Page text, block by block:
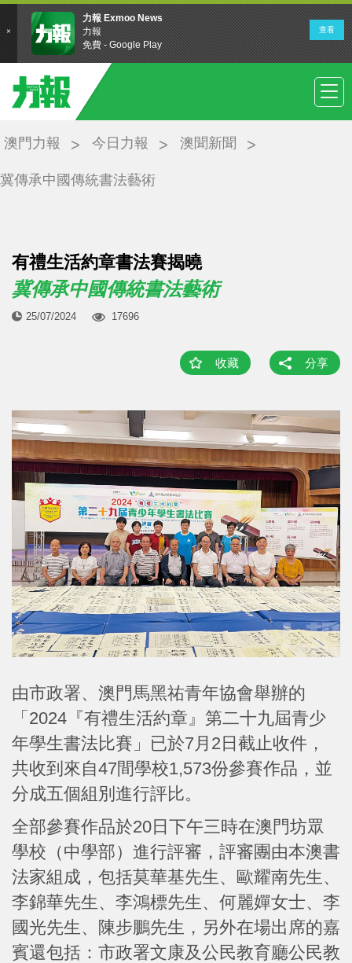
澳門力報 今日力報 澳聞新聞
冀傳承中國傳統書法藝術
有禮生活約章書法賽揭曉
冀傳承中國傳統書法藝術
25/07/2024 17696
收藏 分享
由市政署、澳門馬黑祐青年協會舉辦的
「2024『有禮生活約章』第二十九屆青少
年學生書法比賽」已於7月2日截止收件，
共收到來自47間學校1,573份參賽作品，並
分成五個組別進行評比。
全部參賽作品於20日下午三時在澳門坊眾
學校（中學部）進行評審，評審團由本澳書
法家組成，包括莫華基先生、歐耀南先生、
李錦華先生、李鴻標先生、何麗嬋女士、李
國光先生、陳步鵬先生，另外在場出席的嘉
賓還包括：市政署文康及公民教育廳公民教